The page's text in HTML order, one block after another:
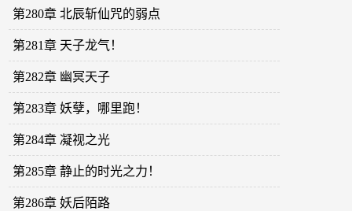
第280章 北辰斩仙咒的弱点
第281章 天子龙气！
第282章 幽冥天子
第283章 妖孽，哪里跑！
第284章 凝视之光
第285章 静止的时光之力！
第286章 妖后陌路